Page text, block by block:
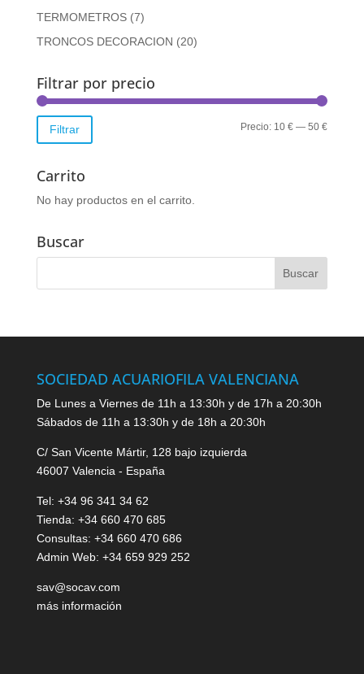
TERMOMETROS (7)
TRONCOS DECORACION (20)
Filtrar por precio
Precio
Precio
Filtrar Precio: 10 € —50 €
Carrito
No hay productos en el carrito.
Buscar
SOCIEDAD ACUARIOFILA VALENCIANA
De Lunes a Viernes de 11h a 13:30h y de 17h a 20:30h
Sábados de 11h a 13:30h y de 18h a 20:30h
C/ San Vicente Mártir, 128 bajo izquierda
46007 Valencia - España
Tel: +34 96 341 34 62
Tienda: +34 660 470 685
Consultas: +34 660 470 686
Admin Web: +34 659 929 252
sav@socav.com
más información